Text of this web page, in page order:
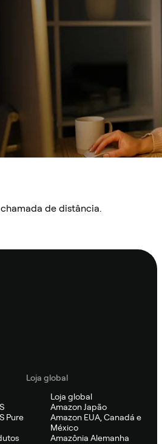
de distância.
Pure
Loja global
Loja global
Amazon Japão
Amazon EUA, Canadá e
México
Amazônia Alemanha